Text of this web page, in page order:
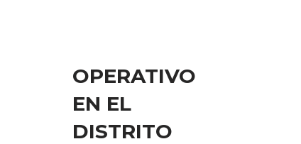
OPERATIVO
EN EL
DISTRITO